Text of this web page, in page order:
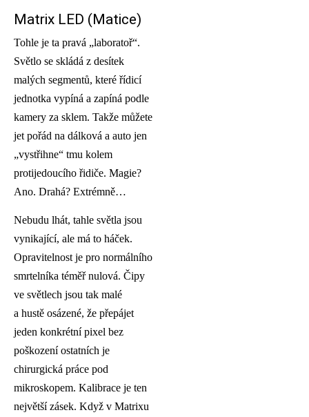
Matrix LED (Matice)
Tohle je ta pravá „laboratoř“.
Světlo se skládá z desítek
malých segmentů, které řídicí
jednotka vypíná a zapíná podle
kamery za sklem. Takže můžete
jet pořád na dálková a auto jen
„vystřihne“ tmu kolem
protijedoucího řidiče. Magie?
Ano. Drahá? Extrémně…
Nebudu lhát, tahle světla jsou
vynikající, ale má to háček.
Opravitelnost je pro normálního
smrtelníka téměř nulová. Čipy
ve světlech jsou tak malé
a hustě osázené, že přepájet
jeden konkrétní pixel bez
poškození ostatních je
chirurgická práce pod
mikroskopem. Kalibrace je ten
největší zásek. Když v Matrixu